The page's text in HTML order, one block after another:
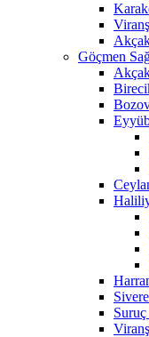
Göçmen